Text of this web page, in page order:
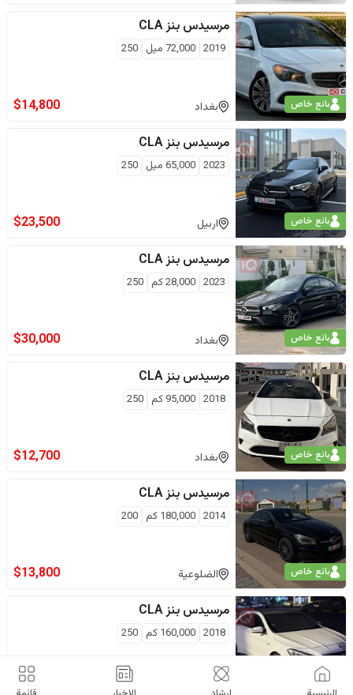
بائع خاص
مرسيدس بنزCLA
2019
72,000 ميل 250
بغداد $14,800
بائع خاص
مرسيدس بنزCLA
2023
65,000 ميل 250
اربيل $23,500
بائع خاص
مرسيدس بنزCLA
2023
28,000كم 250
بغداد $30,000
بائع خاص
مرسيدس بنزCLA
2018
95,000 كم 250
بغداد $12,700
بائع خاص
مرسيدس بنزCLA
2014
180,000 كم 200
الضلوعية $13,800
بائع خاص
مرسيدس بنزCLA
2018
160,000 كم 250
$17,500